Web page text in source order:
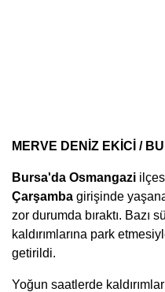
MERVE DENİZ EKİCİ /
Bursa'da Osmangazi
Çarşamba girişinde
zor durumda bıraktı. Bazı
kaldırımlarına park
getirildi.
Yoğun saatlerde